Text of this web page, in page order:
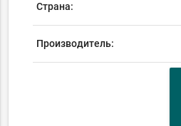
Страна:
Производитель: